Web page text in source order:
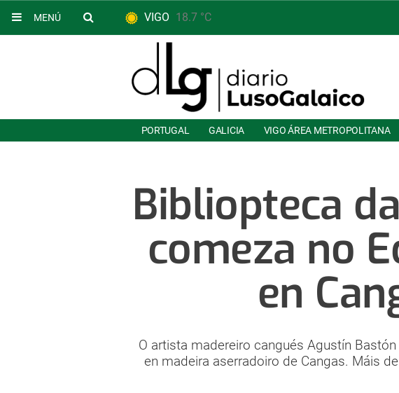
MENÚ VIGO 18.7 °C
PORTUGAL GALICIA VIGO ÁREA METROPOLITANA
Bibliopteca
comeza no
en
O artista madereiro cangués Agustín
en madeira aserradoiro de Cangas. Máis